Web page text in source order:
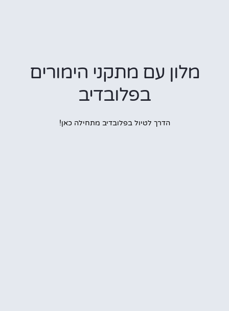
עם מתקני הימורים
בפלובדיב
הדרך לטיול בפלובדיב מתחילה כאן!